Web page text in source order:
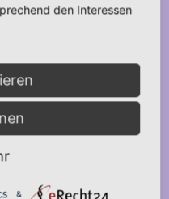
den Interessen
&